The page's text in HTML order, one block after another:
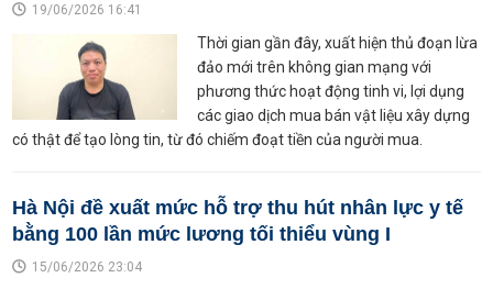
19/06/2026 16:41
Thời gian gần đây, xuất hiện thủ đoạn lừa
đảo mới trên không gian mạng với
phương thức hoạt động tinh vi, lợi dụng
các giao dịch mua bán vật liệu xây dựng
có thật để tạo lòng tin, từ đó chiếm đoạt tiền của người mua.
Hà Nội đề xuất mức hỗ trợ thu hút nhân lực y tế
bằng 100 lần mức lương tối thiểu vùng I
15/06/2026 23:04